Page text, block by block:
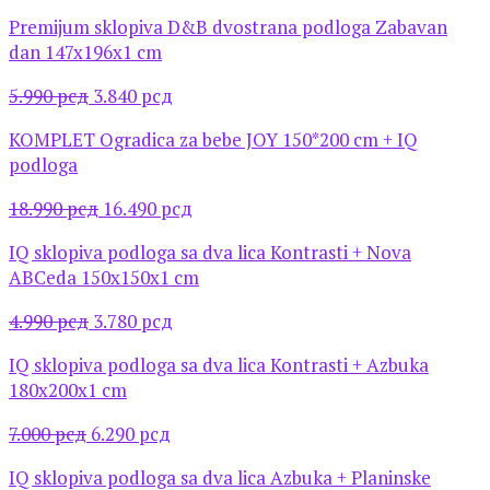
је
била:
је:
Premijum sklopiva D&B dvostrana podloga Zabavan
dan 147x196x1 cm
5.990рсд Оригинална
је
5.990 рсд.
3.840 рсд
је:
KOMPLET Ogradica za bebe JOY 150*200 cm + IQ
podloga
18.990рсд Оригинална
је
била:
16.490 рсд
је:
16.490 рсд.
IQ sklopiva podloga sa dva lica Kontrasti + Nova
ABCeda 150x150x1 cm
4.990рсд Оригинална
је
била:
4.990 рсд.
3.780 рсд
је:
IQ sklopiva podloga sa dva lica Kontrasti + Azbuka
180x200x1 cm
7.000рсд Оригинална
је
6.290 рсд
је:
IQ sklopiva podloga sa dva lica Azbuka + Planinske